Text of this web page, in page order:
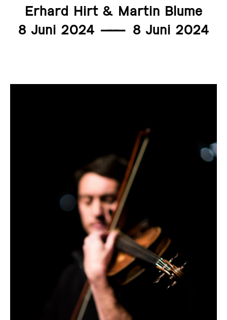
Erhard Hirt & Martin Blume
8 Juni 2024 ——— 8 Juni 2024